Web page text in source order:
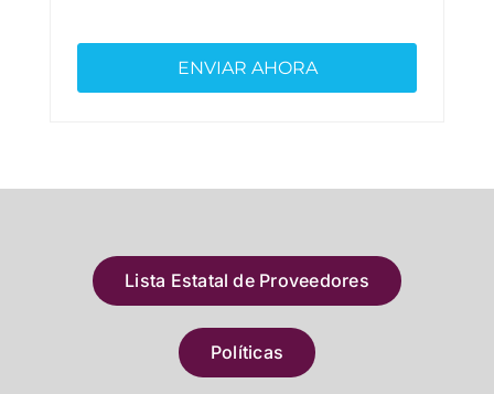
Lista Estatal de Proveedores
Políticas